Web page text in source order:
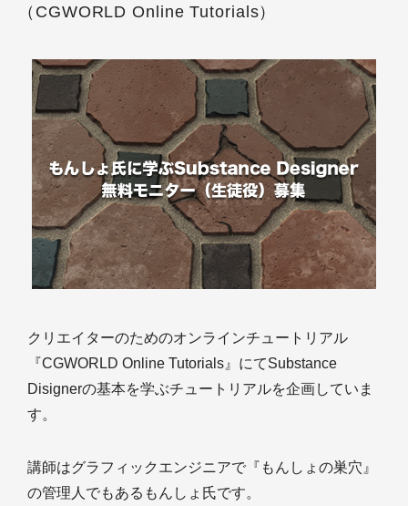
（CGWORLD Online Tutorials）
クリエイターのためのオンラインチュートリアル
『CGWORLD Online Tutorials』にてSubstance
Disignerの基本を学ぶチュートリアルを企画していま
す。
講師はグラフィックエンジニアで『もんしょの巣穴』
の管理人でもあるもんしょ氏です。